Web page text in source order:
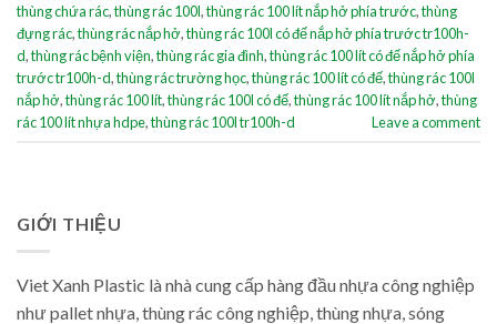
thùng chứa rác,thùng rác 100l,thùng rác 100 lít nắp hở phía trước,thùng
đựng rác,thùng rác nắp hở,thùng rác 100l có đế nắp hở phía trước tr100h-
d,thùng rác bệnh viện,thùng rác gia đình,thùng rác 100 lít có đế nắp hở phía
trước tr100h-d,thùng rác trường học,thùng rác 100 lít có đế,thùng rác 100l
nắp hở,thùng rác 100 lít,thùng rác 100l có đế,thùng rác 100 lít nắp hở,thùng
rác 100 lít nhựa hdpe,thùng rác 100l tr100h-d Leave a comment
GIỚI THIỆU
Viet Xanh Plastic là nhà cung cấp hàng đầu nhựa công nghiệp
như pallet nhựa, thùng rác công nghiệp, thùng nhựa, sóng